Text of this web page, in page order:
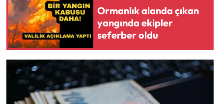
Ormanlık alanda çıkan
yangında ekipler
seferber oldu